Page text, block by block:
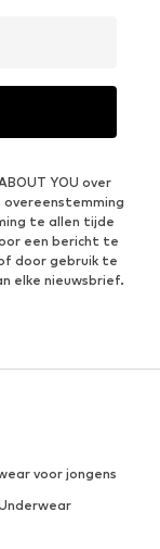
YOU over
overeenstemming
te allen tijde
een bericht te
door gebruik te
elke nieuwsbrief.
voor jongens